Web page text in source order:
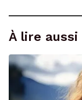
À lire aussi